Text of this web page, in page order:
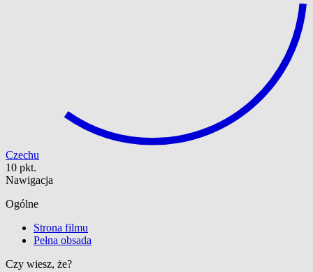
Czechu
10 pkt.
Nawigacja
Ogólne
Strona filmu
Pełna obsada
Czy wiesz, że?